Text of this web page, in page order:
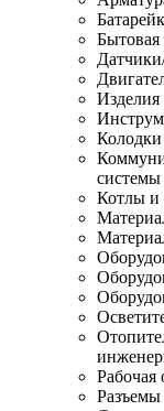
Бытовая
системы
Котлы и
Рабочая
Разъемы